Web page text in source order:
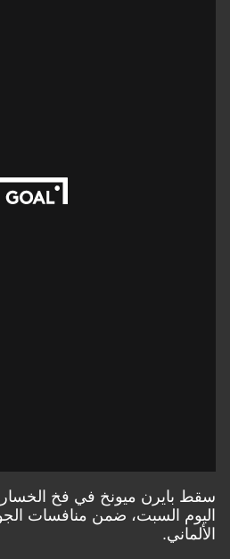
سقط بايرن ميونخ في فخ
الألماني.